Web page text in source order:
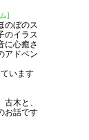
]
のぼのス
のイラス
に心癒さ
アドベン
います
木と、
お話です